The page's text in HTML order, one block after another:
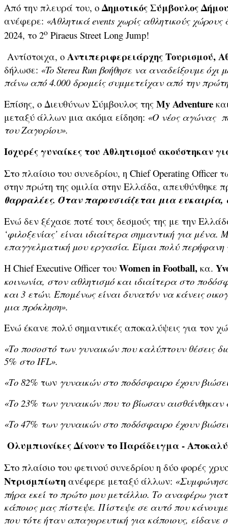
Από την πλευρά του, οΔημοτικός Σύμβουλος
ανέφερε: «Αθλητικά events χωρίς αθλητικούς
2024, το 2ο Piraeus Street Long Jump!
Αντίστοιχα, ο Αντιπεριφερειάρχης Τουρισμού,
δήλωσε: «To Sterea Run βοήθησε να αναδείξουμε όχι
πάνω από 4.000 δρομείς συμμετείχαν από την
Επίσης, ο Διευθύνων Σύμβουλος της My Adventure
μεταξύ άλλων μια ακόμα είδηση: «Ο νέος αγώνας
του Ζαγορίου».
Ισχυρές γυναίκες του Αθλητισμού ακούστηκαν
Στο πλαίσιο του συνεδρίου, η Chief Operating Officer
στην πρώτη της ομιλία στην Ελλάδα, απευθύνθηκε
θαρραλέες. Όταν παρουσιάζεται μια
Ενώ δεν ξέχασε ποτέ τους δεσμούς της με την
‘φιλοξενίας’ είναι ιδιαίτερα σημαντική για μένα.
επαγγελματική μου εργασία. Είμαι πολύ περήφανη
Η Chief Executive Officer του Women in Football, κα.
κοινωνία, στον αθλητισμό και ιδιαίτερα στο
και 3 ετών. Επομένως είναι δυνατόν να κάνεις
μια πρόκληση».
Ενώ έκανε πολύ σημαντικές αποκαλύψεις για τον
«Το ποσοστό των γυναικών που καλύπτουν θέσεις
5% στο IFL».
«Το 82% των γυναικών στο ποδόσφαιρο έχουν
«Το 23% των γυναικών που το βίωσαν
«Το 47% των γυναικών στο ποδόσφαιρο έχουν
Ολυμπιονίκες Δίνουν το Παράδειγμα -
Στο πλαίσιο του φετινού συνεδρίου η δύο φορές
Ντρισμπίωτη ανέφερε μεταξύ άλλων:
πήρα εκεί το πρώτο μου μετάλλιο. Το αναφέρω
κάποιος μας πίστεψε. Πίστεψε σε αυτό που
που τότε ήταν απαγορευτική για κάποιους,